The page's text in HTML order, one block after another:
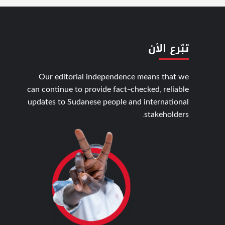
تبّرع الأن
Our editorial independence means that we
can continue to provide fact-checked, reliable
updates to Sudanese people and international
stakeholders.